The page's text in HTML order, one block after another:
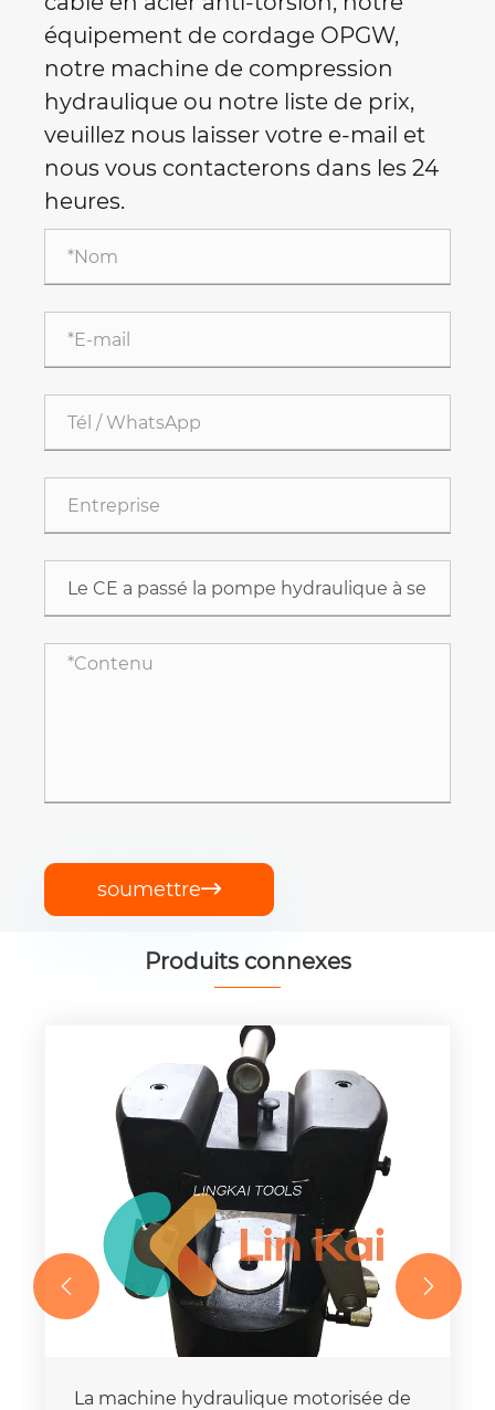
équipement de cordage OPGW,
notre machine de compression
hydraulique ou notre liste de prix,
veuillez nous laisser votre e-mail et
nous vous contacterons dans les 24
heures.
soumettre
Produits connexes
La machine hydraulique motorisée de
 